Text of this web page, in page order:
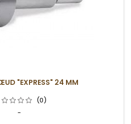
"EXPRESS" 24 MM
(0)
-